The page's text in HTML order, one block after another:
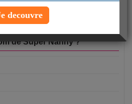
1 sur 10
de Super Nanny ?
decouvre